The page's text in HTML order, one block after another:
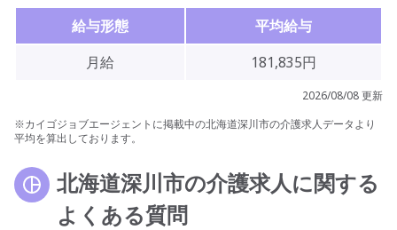
給与形態
平均給与
月給
181,835円
2026/08/08 更新
※カイゴジョブエージェントに掲載中の北海道深川市の介護求人データより
平均を算出しております。
北海道深川市の介護求人に関する
よくある質問